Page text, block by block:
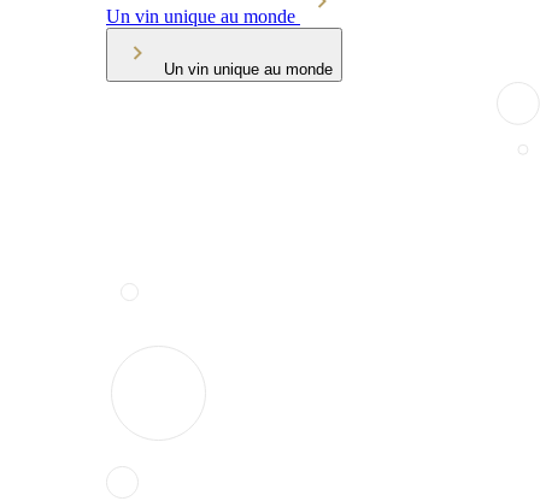
Un vin unique au monde
Un vin unique au monde